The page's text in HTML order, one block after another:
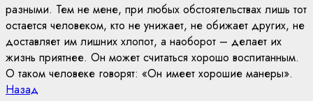
разными. Тем не мене, при любых обстоятельствах лишь тот
остается человеком, кто не унижает, не обижает других, не
доставляет им лишних хлопот, а наоборот – делает их
жизнь приятнее. Он может считаться хорошо воспитанным.
О таком человеке говорят: «Он имеет хорошие манеры».
Continue
Назад